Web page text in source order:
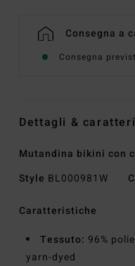
Consegna a
Consegna
Dettagli &
Mutandina bikini con
Style BL000981W
Caratteristiche
Tessuto: 96%
yarn-dyed